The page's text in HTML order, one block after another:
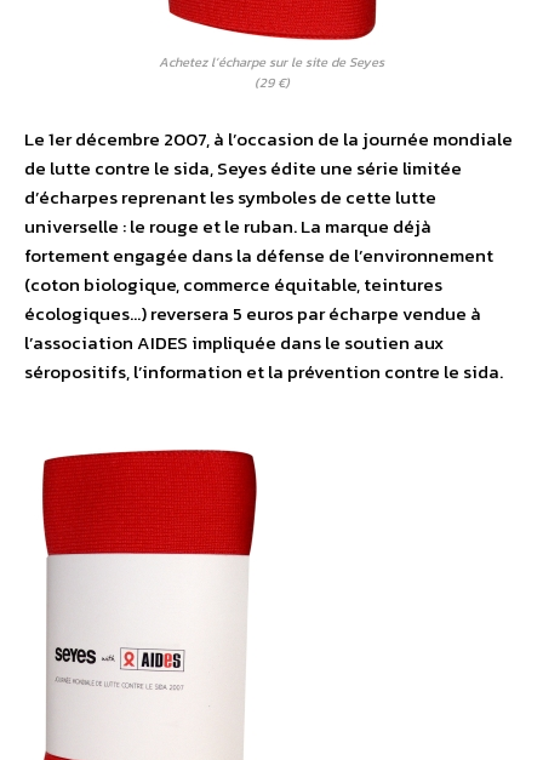
Achetez l’écharpe sur le site de Seyes
(29 €)
Le 1er décembre 2007, à l’occasion de la journée mondiale
de lutte contre le sida, Seyes édite une série limitée
d’écharpes reprenant les symboles de cette lutte
universelle : le rouge et le ruban. La marque déjà
fortement engagée dans la défense de l’environnement
(coton biologique, commerce équitable, teintures
écologiques…) reversera 5 euros par écharpe vendue à
l’association AIDES impliquée dans le soutien aux
séropositifs, l’information et la prévention contre le sida.